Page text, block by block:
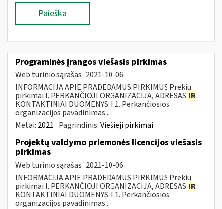
Paieška
Programinės įrangos viešasis pirkimas
Web turinio sąrašas 2021-10-06
INFORMACIJA APIE PRADEDAMUS PIRKIMUS Prekių
pirkimai I. PERKANČIOJI ORGANIZACIJA, ADRESAS IR
KONTAKTINIAI DUOMENYS: I.1. Perkančiosios
organizacijos pavadinimas...
Metai: 2021 Pagrindinis:Viešieji pirkimai
Projektų valdymo priemonės licencijos viešasis
pirkimas
Web turinio sąrašas 2021-10-06
INFORMACIJA APIE PRADEDAMUS PIRKIMUS Prekių
pirkimai I. PERKANČIOJI ORGANIZACIJA, ADRESAS IR
KONTAKTINIAI DUOMENYS: I.1. Perkančiosios
organizacijos pavadinimas...